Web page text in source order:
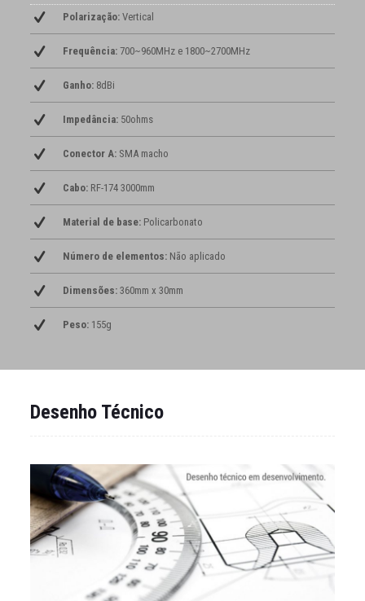
Polarização:Vertical
Frequência:700~960MHz e 1800~2700MHz
Ganho:8dBi
Impedância:50ohms
Conector A:SMA macho
Cabo:RF-174 3000mm
Material de base:Policarbonato
Número de elementos:Não aplicado
Dimensões:360mm x 30mm
Peso:155g
Desenho Técnico